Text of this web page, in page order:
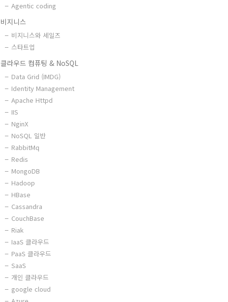
Agentic coding
비지니스
비지니스와 세일즈
스타트업
클라우드 컴퓨팅 & NoSQL
Data Grid (IMDG)
Identity Management
Apache Httpd
IIS
NginX
NoSQL 일반
RabbitMq
Redis
MongoDB
Hadoop
HBase
Cassandra
CouchBase
Riak
IaaS 클라우드
PaaS 클라우드
SaaS
개인 클라우드
google cloud